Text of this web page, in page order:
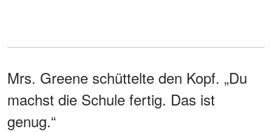
Mrs. Greene schüttelte den Kopf. „Du
machst die Schule fertig. Das ist
genug.“